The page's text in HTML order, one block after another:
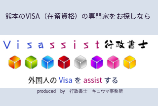
熊本のVISA（在留資格）の専門家をお探しなら
produced by 行政書士 キュウマ事務所